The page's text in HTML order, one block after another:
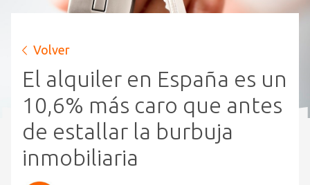
Volver
El alquiler en España es un
10,6% más caro que antes
de estallar la burbuja
inmobiliaria